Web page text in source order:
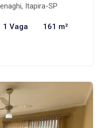
Itapira-SP
1 Vaga 161 m²